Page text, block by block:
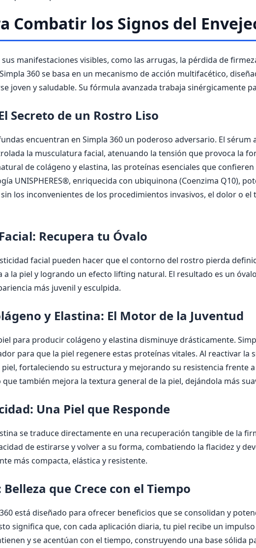
Combatir los Signos del
manifestaciones visibles, como las arrugas, la pérdida de
360 se basa en un mecanismo de acción multifacético,
joven y saludable. Su fórmula avanzada trabaja sinérgicamente
Secreto de un Rostro Liso
encuentran en Simpla 360 un poderoso adversario. El sérum
la musculatura facial, atenuando la tensión que provoca la
de colágeno y elastina, las proteínas esenciales que confieren
UNISPHERES®, enriquecida con ubiquinona (Coenzima Q10),
los inconvenientes de los procedimientos invasivos, el dolor o el
Recupera tu Óvalo
facial pueden hacer que el contorno del rostro pierda
la piel y logrando un efecto lifting natural. El resultado es un
más juvenil y esculpida.
y Elastina: El Motor de la Juventud
para producir colágeno y elastina disminuye drásticamente.
para que la piel regenere estas proteínas vitales. Al reactivar la
fortaleciendo su estructura y mejorando su resistencia frente
también mejora la textura general de la piel, dejándola más
Una Piel que Responde
se traduce directamente en una recuperación tangible de la
de estirarse y volver a su forma, combatiendo la flacidez y
más compacta, elástica y resistente.
que Crece con el Tiempo
está diseñado para ofrecer beneficios que se consolidan y
significa que, con cada aplicación diaria, tu piel recibe un
y se acentúan con el tiempo, construyendo una base sólida